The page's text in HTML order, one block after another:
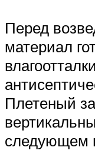
Перед
материал
Плетеный
следующем